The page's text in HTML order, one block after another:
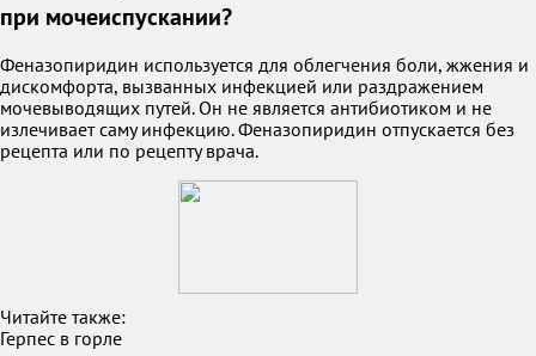
при мочеиспускании?
Феназопиридин используется для облегчения боли, жжения и
дискомфорта, вызванных инфекцией или раздражением
мочевыводящих путей. Он не является антибиотиком и не
излечивает саму инфекцию. Феназопиридин отпускается без
рецепта или по рецепту врача.
Читайте также:
Герпес в горле